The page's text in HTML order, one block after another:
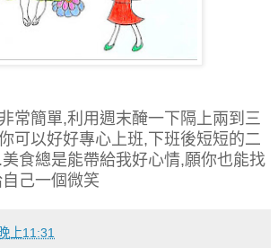
常簡單,利用週末醃一下隔上兩到三
可以好好專心上班,下班後短短的二
食總是能帶給我好心情,願你也能找
己一個微笑
晚上11:31